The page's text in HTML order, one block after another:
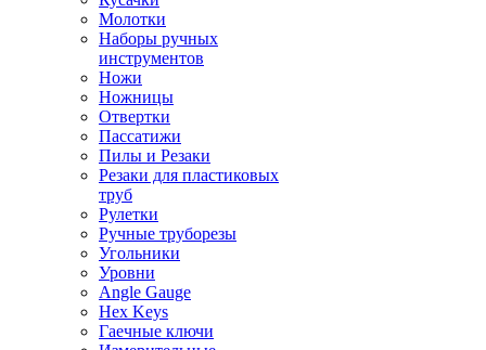
Молотки
Наборы ручных
инструментов
Ножи
Ножницы
Отвертки
Пассатижи
Пилы и Резаки
Резаки для пластиковых
труб
Рулетки
Ручные труборезы
Угольники
Уровни
Angle Gauge
Hex Keys
Гаечные ключи